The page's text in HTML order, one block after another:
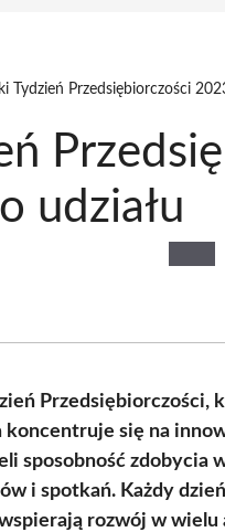
Tydzień Przedsiębiorczości
udziału
koncentruje się na
sposobność
i spotkań. Każdy
rozwój w wielu